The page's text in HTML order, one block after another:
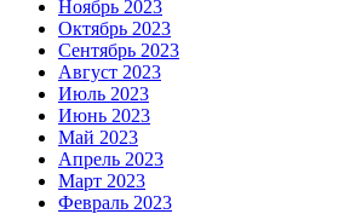
Ноябрь 2023
Октябрь 2023
Сентябрь 2023
Август 2023
Июль 2023
Июнь 2023
Май 2023
Апрель 2023
Март 2023
Февраль 2023